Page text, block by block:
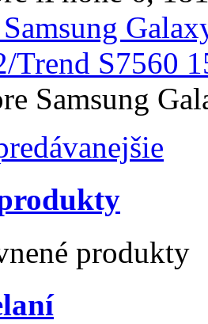
Trend S7560
Samsung
produkty